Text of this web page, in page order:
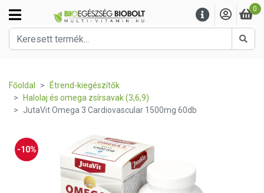
0
Főoldal
Étrend-kiegészítők
Halolaj és omega zsírsavak (3,6,9)
JutaVit Omega 3 Cardiovascular 1500mg 60db
-10%